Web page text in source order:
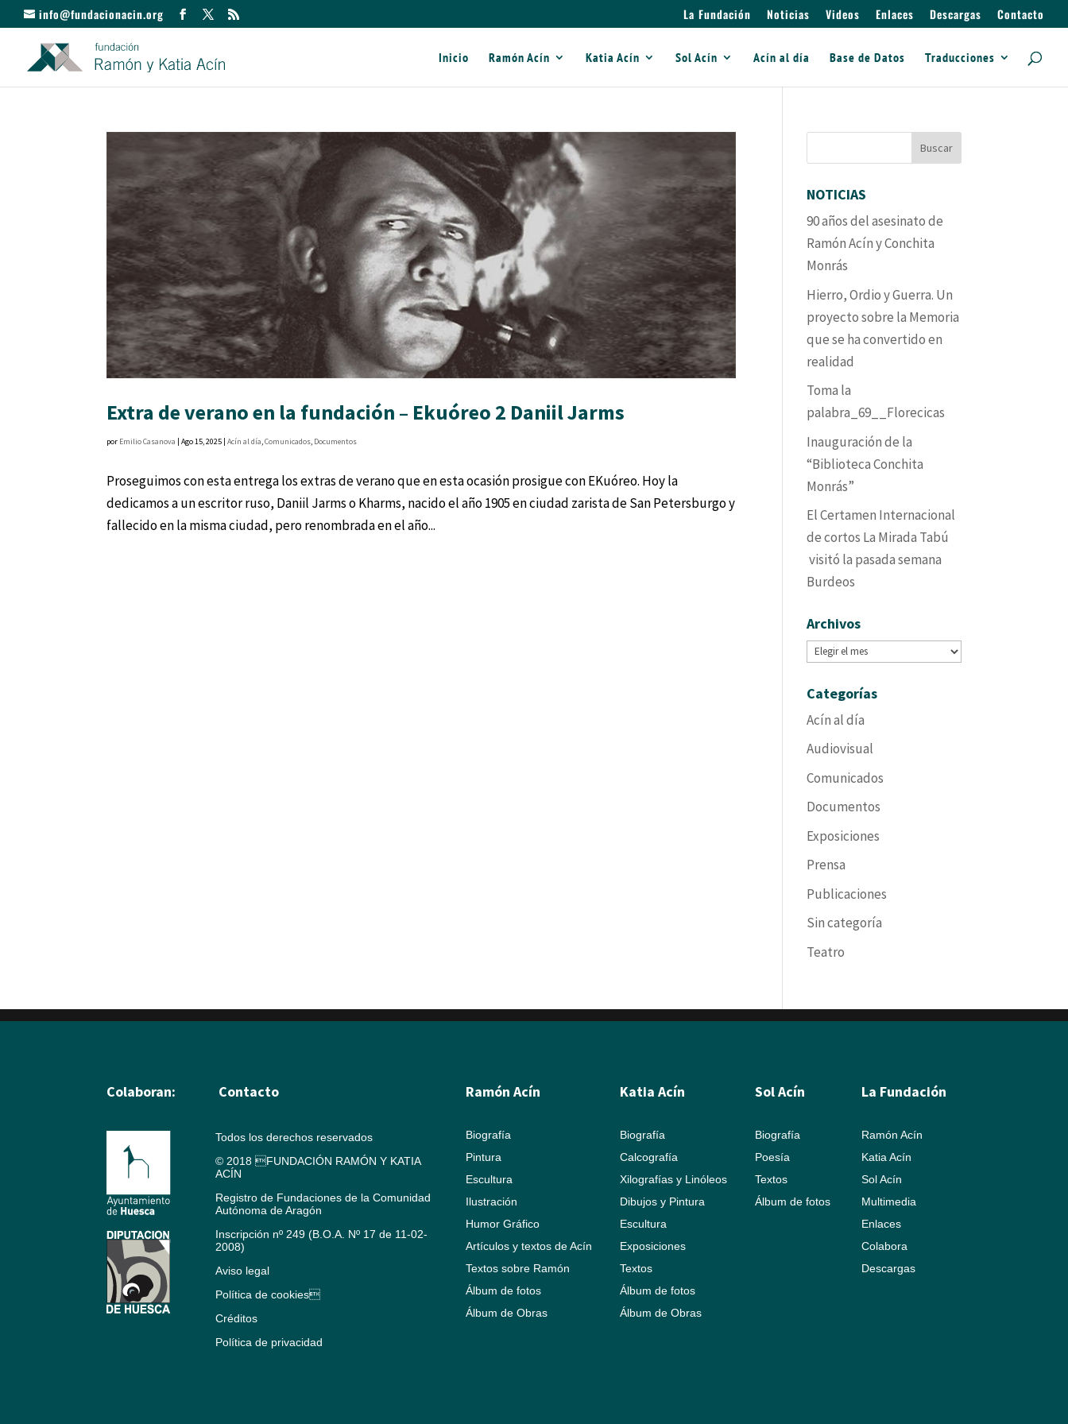
info@fundacionacin.org La Fundación Noticias Videos Enlaces Descargas Contacto
Inicio Ramón Acín Katia Acín Sol Acín Acín al día Base de Datos Traducciones
Extra de verano en la fundación – Ekuóreo 2 Daniil Jarms
por Emilio Casanova |Ago 15, 2025 |Acín al día,Comunicados, Documentos
Proseguimos con esta entrega los extras de verano que en esta ocasión prosigue con EKuóreo. Hoy la
dedicamos a un escritor ruso, Daniil Jarms o Kharms, nacido el año 1905 en ciudad zarista de San Petersburgo y
fallecido en la misma ciudad, pero renombrada en el año...
NOTICIAS
90 años del asesinato de
Ramón Acín y Conchita
Monrás
Hierro, Ordio y Guerra. Un
proyecto sobre la Memoria
que se ha convertido en
realidad
Toma la
palabra_69__Florecicas
Inauguración de la
“Biblioteca Conchita
Monrás”
El Certamen Internacional
de cortos La Mirada Tabú
visitó la pasada semana
Burdeos
Archivos
Archivos
Categorías
Acín al día
Audiovisual
Comunicados
Documentos
Exposiciones
Prensa
Publicaciones
Sin categoría
Teatro
Colaboran: Contacto
Todos los derechos reservados
© 2018 FUNDACIÓN RAMÓN Y KATIA
ACÍN
Registro de Fundaciones de la Comunidad
Autónoma de Aragón
Inscripción nº 249 (B.O.A. Nº 17 de 11-02-
2008)
Aviso legal
Política de cookies
Créditos
Política de privacidad
Ramón Acín
Biografía
Pintura
Escultura
Ilustración
Humor Gráfico
Artículos y textos de Acín
Textos sobre Ramón
Álbum de fotos
Álbum de Obras
Katia Acín
Biografía
Calcografía
Xilografías y Linóleos
Dibujos y Pintura
Escultura
Exposiciones
Textos
Álbum de fotos
Álbum de Obras
Sol Acín
Biografía
Poesía
Textos
Álbum de fotos
La Fundación
Ramón Acín
Katia Acín
Sol Acín
Multimedia
Enlaces
Colabora
Descargas